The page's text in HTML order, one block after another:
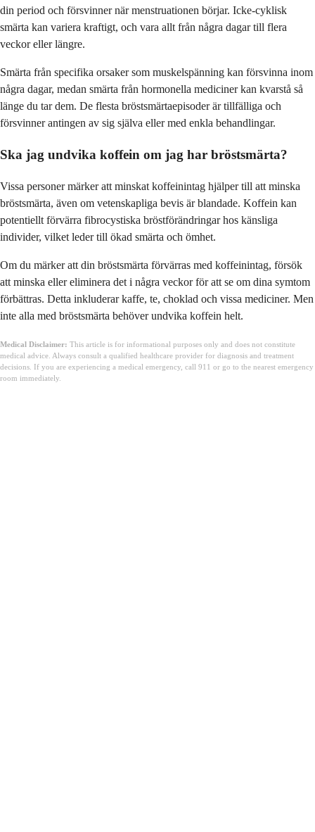
din period och försvinner när menstruationen börjar. Icke-cyklisk
smärta kan variera kraftigt, och vara allt från några dagar till flera
veckor eller längre.
Smärta från specifika orsaker som muskelspänning kan försvinna inom
några dagar, medan smärta från hormonella mediciner kan kvarstå så
länge du tar dem. De flesta bröstsmärtaepisoder är tillfälliga och
försvinner antingen av sig själva eller med enkla behandlingar.
Ska jag undvika koffein om jag har bröstsmärta?
Vissa personer märker att minskat koffeinintag hjälper till att minska
bröstsmärta, även om vetenskapliga bevis är blandade. Koffein kan
potentiellt förvärra fibrocystiska bröstförändringar hos känsliga
individer, vilket leder till ökad smärta och ömhet.
Om du märker att din bröstsmärta förvärras med koffeinintag, försök
att minska eller eliminera det i några veckor för att se om dina symtom
förbättras. Detta inkluderar kaffe, te, choklad och vissa mediciner. Men
inte alla med bröstsmärta behöver undvika koffein helt.
Medical Disclaimer: This article is for informational purposes only and does not constitute
medical advice. Always consult a qualified healthcare provider for diagnosis and treatment
decisions. If you are experiencing a medical emergency, call 911 or go to the nearest emergency
room immediately.